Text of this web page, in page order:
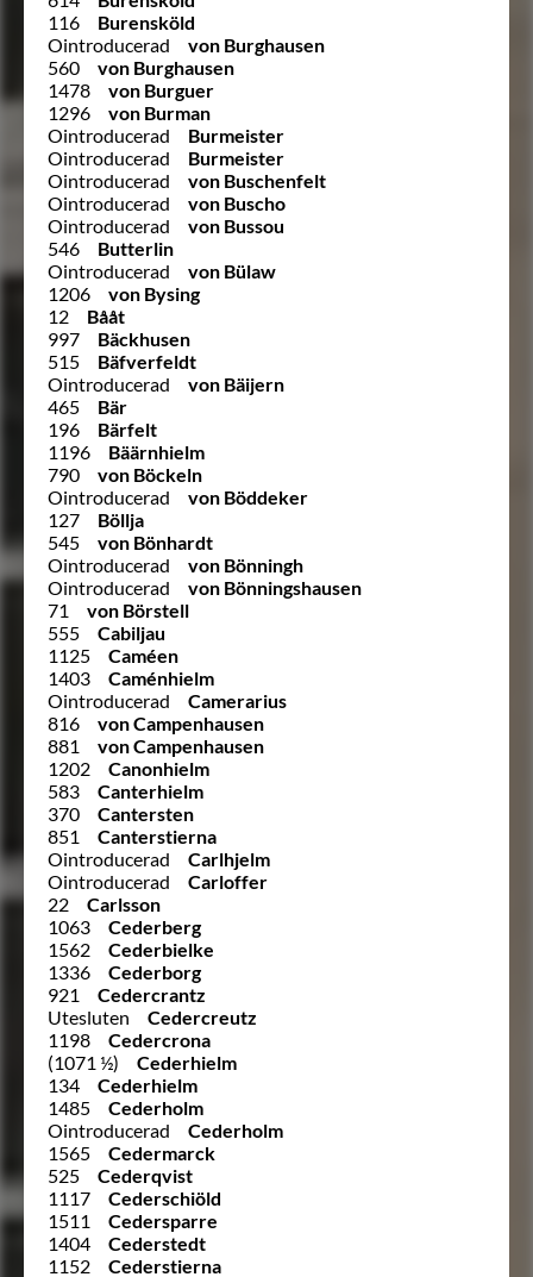
116
Burensköld
Ointroducerad
von Burghausen
560
von Burghausen
1478
von Burguer
1296
von Burman
Ointroducerad
Burmeister
Ointroducerad
Burmeister
Ointroducerad
von Buschenfelt
Ointroducerad
von Buscho
Ointroducerad
von Bussou
546
Butterlin
Ointroducerad
von Bülaw
1206
von Bysing
12
Bååt
997
Bäckhusen
515
Bäfverfeldt
Ointroducerad
von Bäijern
465
Bär
196
Bärfelt
1196
Bäärnhielm
790
von Böckeln
Ointroducerad
von Böddeker
127
Böllja
545
von Bönhardt
Ointroducerad
von Bönningh
Ointroducerad
von Bönningshausen
71
von Börstell
555
Cabiljau
1125
Caméen
1403
Caménhielm
Ointroducerad
Camerarius
816
von Campenhausen
881
von Campenhausen
1202
Canonhielm
583
Canterhielm
370
Cantersten
851
Canterstierna
Ointroducerad
Carlhjelm
Ointroducerad
Carloffer
22
Carlsson
1063
Cederberg
1562
Cederbielke
1336
Cederborg
921
Cedercrantz
Utesluten
Cedercreutz
1198
Cedercrona
(1071 ½)
Cederhielm
134
Cederhielm
1485
Cederholm
Ointroducerad
Cederholm
1565
Cedermarck
525
Cederqvist
1117
Cederschiöld
1511
Cedersparre
1404
Cederstedt
1152
Cederstierna